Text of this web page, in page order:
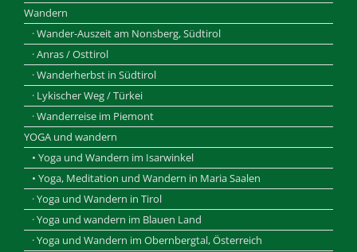
Wandern
· Wander-Auszeit am Nonsberg, Südtirol
· Anras / Osttirol
· Wanderherbst in Südtirol
· Lykischer Weg / Türkei
· Wanderreise im Piemont
YOGA und wandern
• Yoga und Wandern im Isarwinkel
• Yoga, Meditation und Wandern in Maria Saalen
· Yoga und Wandern in Tirol
· Yoga und wandern im Blauen Land
· Yoga und Wandern im Obernbergtal, Österreich